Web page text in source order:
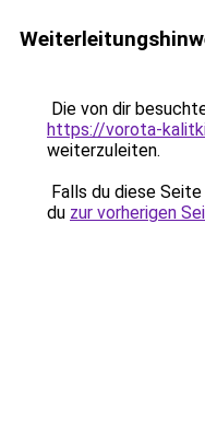
Die von dir
https://vorota-
weiterzuleiten.
Falls du diese
du zur vorherigen